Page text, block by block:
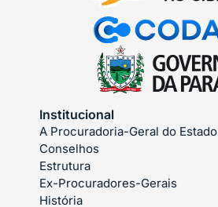
Institucional
A Procuradoria-Geral do Estado
Conselhos
Estrutura
Ex-Procuradores-Gerais
História